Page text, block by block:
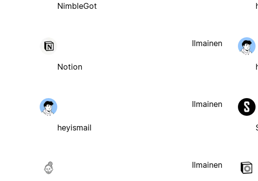
NimbleGot
Notion
Ilmainen
heyismail
Ilmainen
Ilmainen